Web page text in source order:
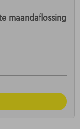
maandaflossing